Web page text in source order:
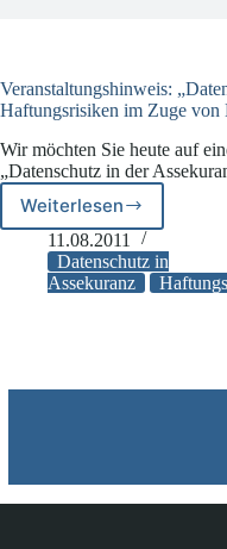
Veranstaltungshinweis:
Haftungsrisiken im Zuge
Wir möchten Sie heute auf
„Datenschutz in der
Weiterlesen
„Datenschutz
in
der
Zuge
Leipzig
11.08.2011
Datenschutz in
Assekuranz